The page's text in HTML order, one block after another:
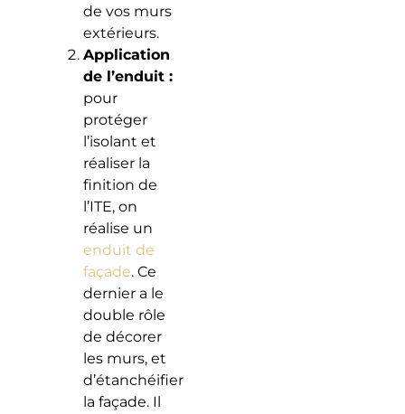
de vos murs
extérieurs.
Application
de l’enduit :
pour
protéger
l’isolant et
réaliser la
finition de
l’ITE, on
réalise un
enduit de
façade. Ce
dernier a le
double rôle
de décorer
les murs, et
d’étanchéifier
la façade. Il